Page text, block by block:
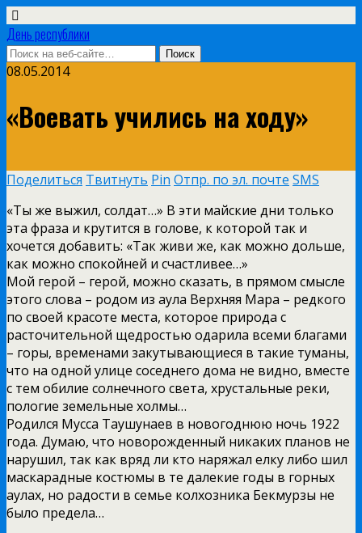
День республики
08.05.2014
«Воевать учились на ходу»
Поделиться Твитнуть Pin Отпр. по эл. почте SMS
«Ты же выжил, солдат…» В эти майские дни только
эта фраза и крутится в голове, к которой так и
хочется добавить: «Так живи же, как можно дольше,
как можно спокойней и счастливее…»
Мой герой – герой, можно сказать, в прямом смысле
этого слова – родом из аула Верхняя Мара – редкого
по своей красоте места, которое природа с
расточительной щедростью одарила всеми благами
– горы, временами закутывающиеся в такие туманы,
что на одной улице соседнего дома не видно, вместе
с тем обилие солнечного света, хрустальные реки,
пологие земельные холмы…
Родился Мусса Таушунаев в новогоднюю ночь 1922
года. Думаю, что новорожденный никаких планов не
нарушил, так как вряд ли кто наряжал елку либо шил
маскарадные костюмы в те далекие годы в горных
аулах, но радости в семье колхозника Бекмурзы не
было предела…